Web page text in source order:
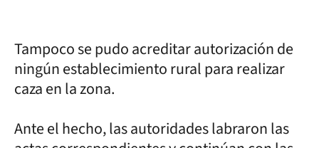
Tampoco se pudo acreditar autorización de
ningún establecimiento rural para realizar
caza en la zona.
Ante el hecho, las autoridades labraron las